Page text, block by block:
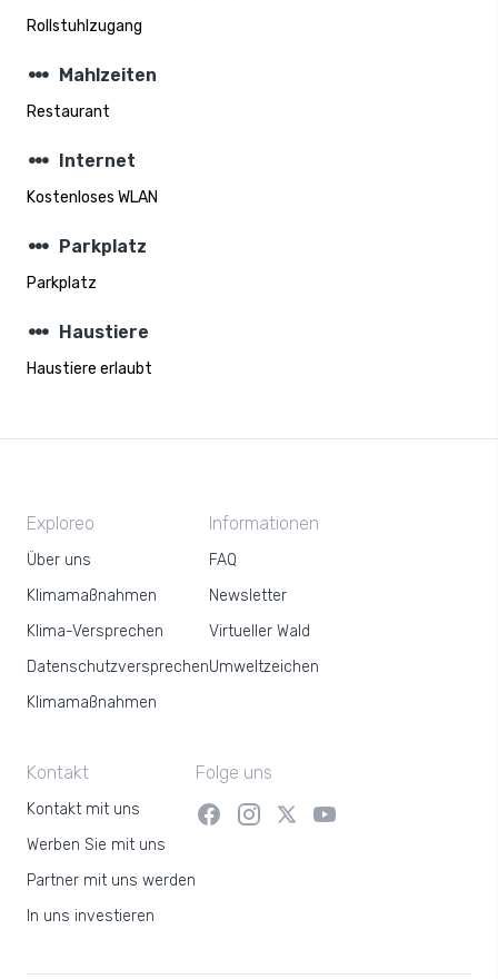
Rollstuhlzugang
steppers Mahlzeiten
Restaurant
steppers Internet
Kostenloses WLAN
steppers Parkplatz
Parkplatz
steppers Haustiere
Haustiere erlaubt
Exploreo
Über uns
Klimamaßnahmen
Klima-Versprechen
Datenschutzversprechen
Klimamaßnahmen
Informationen
FAQ
Newsletter
Virtueller Wald
Umweltzeichen
Kontakt
Kontakt mit uns
Werben Sie mit uns
Partner mit uns werden
In uns investieren
Folge uns